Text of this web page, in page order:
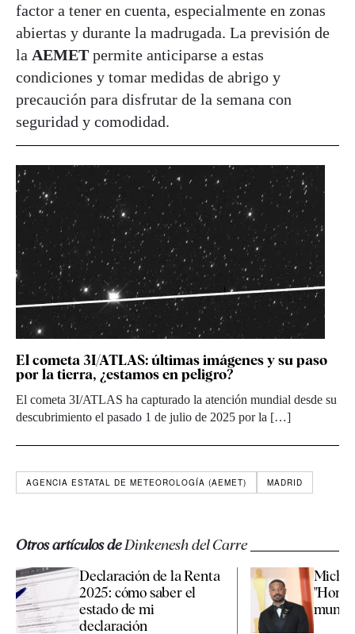
factor a tener en cuenta, especialmente en zonas
abiertas y durante la madrugada. La previsión de
la AEMET permite anticiparse a estas
condiciones y tomar medidas de abrigo y
precaución para disfrutar de la semana con
seguridad y comodidad.
El cometa 3I/ATLAS: últimas imágenes y su paso
por la tierra, ¿estamos en peligro?
El cometa 3I/ATLAS ha capturado la atención mundial desde su
descubrimiento el pasado 1 de julio de 2025 por la […]
AGENCIA ESTATAL DE METEOROLOGÍA (AEMET) MADRID
Otros artículos deDinkenesh del Carre
Declaración de la Renta
2025: cómo saber el
estado de mi
declaración